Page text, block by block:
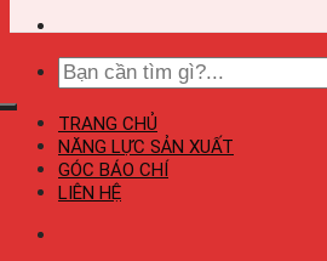
TRANG CHỦ
NĂNG LỰC SẢN XUẤT
GÓC BÁO CHÍ
LIÊN HỆ